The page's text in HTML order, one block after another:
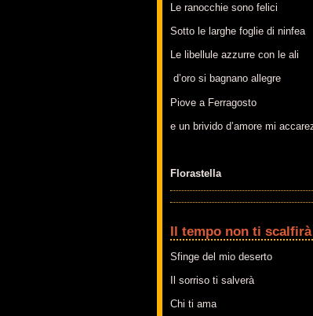
Le ranocchie sono felici
Sotto le larghe foglie di ninfea
Le libellule azzurre con le ali
d’oro si bagnano allegre
Piove a Ferragosto
e un brivido d’amore mi
Florastella
Il tempo non ti
Sfinge del mio deserto
Il sorriso ti salverà
Chi ti ama